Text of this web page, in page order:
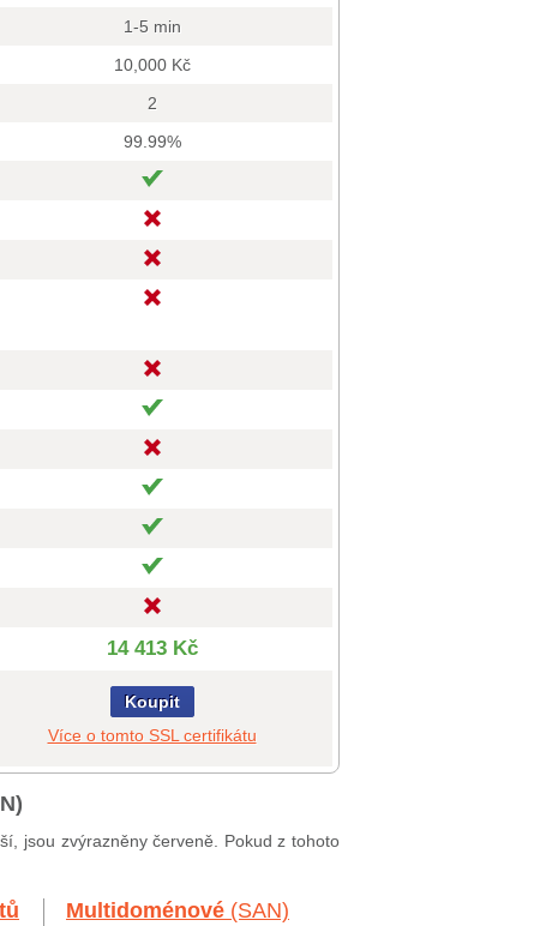
1-5 min
10,000 Kč
2
99.99%
14 413 Kč
Koupit
Více o tomto SSL certifikátu
jsou zvýrazněny červeně. Pokud z tohoto
Multidoménové (SAN)